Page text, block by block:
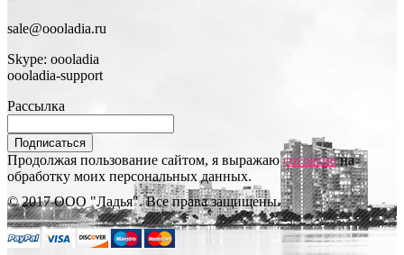
sale@oooladia.ru
Skype: oooladia
oooladia-support
Рассылка
Подписаться
Продолжая пользование сайтом, я выражаюсогласиена
обработку моих персональных данных.
© 2017 ООО "Ладья". Все права защищены.